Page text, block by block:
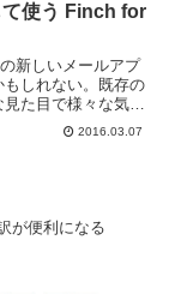
て使う Finch for
新しいメールアプ
もしれない。既存の
た目で様々な気の
し、動作速度も早
らは Web ブラウ
2016.03.07
が便利になる